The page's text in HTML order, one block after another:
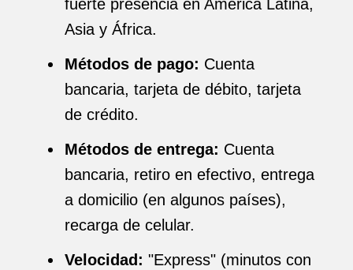
fuerte presencia en América Latina,
Asia y África.
Métodos de pago: Cuenta
bancaria, tarjeta de débito, tarjeta
de crédito.
Métodos de entrega: Cuenta
bancaria, retiro en efectivo, entrega
a domicilio (en algunos países),
recarga de celular.
Velocidad: "Express" (minutos con